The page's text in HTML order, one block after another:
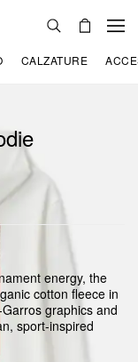
CALZATURE
energy, the
cotton fleece in
graphics and
sport-inspired